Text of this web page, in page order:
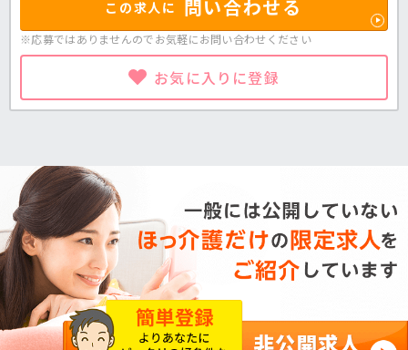
この求人に 問い合わせる
※応募ではありませんのでお気軽にお問い合わせください
お気に入りに登録